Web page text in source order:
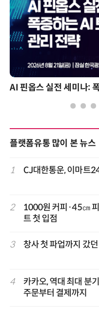
AI 핀옵스 실전 세미나:
플랫폼유통 많이 본 뉴스
1 CJ대한통운, 이마트
2
1000원 커피·45㎝
트 첫 입점
3 창사 첫 파업까지 갔
4
카카오, 역대 최대 분
주문부터 결제까지